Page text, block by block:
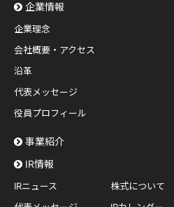
企業情報
企業理念
会社概要・アクセス
沿革
代表メッセージ
役員プロフィール
事業紹介
IR情報
IRニュース
株式について